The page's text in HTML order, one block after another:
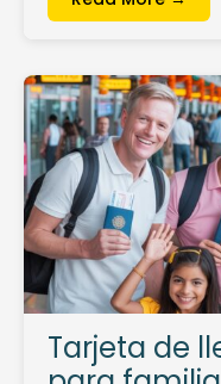
Tarjeta de